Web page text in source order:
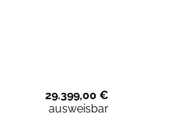
29.399,00 €
ausweisbar